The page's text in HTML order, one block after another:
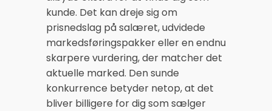
kunde. Det kan dreje sig om
prisnedslag på salæret, udvidede
markedsføringspakker eller en endnu
skarpere vurdering, der matcher det
aktuelle marked. Den sunde
konkurrence betyder netop, at det
bliver billigere for dig som sælger